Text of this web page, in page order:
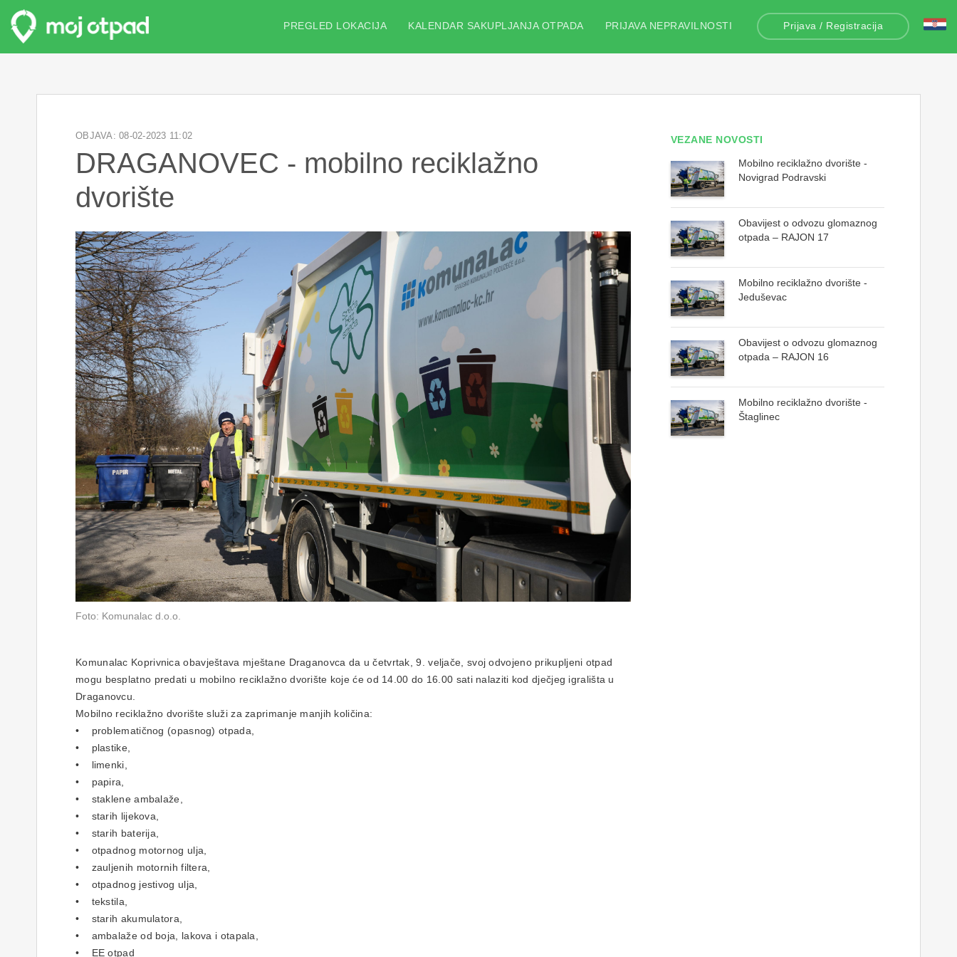
Prijava / Registracija
PREGLED LOKACIJA KALENDAR SAKUPLJANJA OTPADA PRIJAVA NEPRAVILNOSTI
OBJAVA: 08-02-2023 11:02
DRAGANOVEC - mobilno reciklažno
dvorište
Foto: Komunalac d.o.o.
Komunalac Koprivnica obavještava mještane Draganovca da u četvrtak, 9. veljače, svoj odvojeno prikupljeni otpad
mogu besplatno predati u mobilno reciklažno dvorište koje će od 14.00 do 16.00 sati nalaziti kod dječjeg igrališta u
Draganovcu.
Mobilno reciklažno dvorište služi za zaprimanje manjih količina:
• problematičnog (opasnog) otpada,
• plastike,
• limenki,
• papira,
• staklene ambalaže,
• starih lijekova,
• starih baterija,
• otpadnog motornog ulja,
• zauljenih motornih filtera,
• otpadnog jestivog ulja,
• tekstila,
• starih akumulatora,
• ambalaže od boja, lakova i otapala,
• EE otpad
VEZANE NOVOSTI
Mobilno reciklažno dvorište -
Novigrad Podravski
Obavijest o odvozu glomaznog
otpada – RAJON 17
Mobilno reciklažno dvorište -
Jeduševac
Obavijest o odvozu glomaznog
otpada – RAJON 16
Mobilno reciklažno dvorište -
Štaglinec